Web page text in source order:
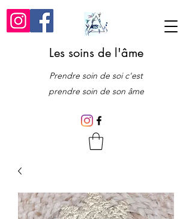
Les soins de l'âme
Prendre soin de soi c'est
prendre soin de son âme